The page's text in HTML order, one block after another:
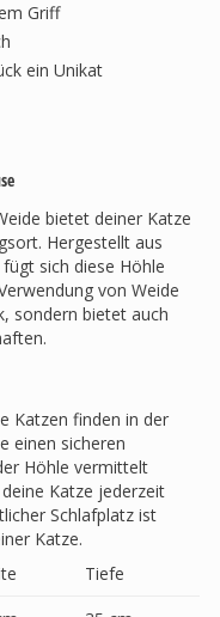
Griff
ein Unikat
bietet deiner Katze
Hergestellt aus
sich diese Höhle
von Weide
sondern bietet auch
Katzen finden in der
einen sicheren
Höhle vermittelt
Katze jederzeit
Schlafplatz ist
Katze.
Tiefe